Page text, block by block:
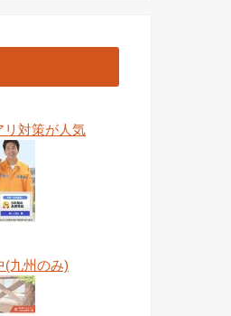
対策が人気
(九州のみ)